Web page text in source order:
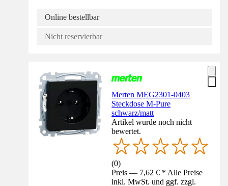
Online bestellbar
Nicht reservierbar
Merten MEG2301-0403
Steckdose M-Pure
schwarz/matt
Artikel wurde noch nicht
bewertet.
(0)
Preis — 7,62 € * Alle Preise
inkl. MwSt. und ggf. zzgl.